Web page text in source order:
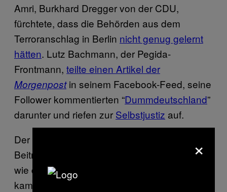
Amri, Burkhard Dregger von der CDU,
fürchtete, dass die Behörden aus dem
Terroranschlag in Berlin nicht genug gelernt
hätten. Lutz Bachmann, der Pegida-
Frontmann, teilte einen Artikel der
Morgenpostin seinem Facebook-Feed, seine
Follower kommentierten “Dummdeutschland”
darunter und riefen zur Selbstjustiz auf.
Der rbb hat in der Zwischenzeit seinen
Beitrag korrigiert, wundert sich aber darüber,
wie das Wort “Gefährder”
kam. Bei der
×